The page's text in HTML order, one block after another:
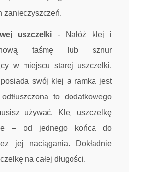
zanieczyszczeń.
uszczelki -
Nałóż klej i
taśmę lub sznur
w miejscu starej uszczelki.
swój klej a ramka jest
odtłuszczona to dodatkowego
używać. Klej uszczelkę
– od jednego końca do
jej naciągania. Dokładnie
na całej długości.